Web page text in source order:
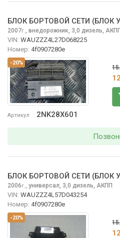
-20%
Артикул 2NK28X601
БЛОК БОРТОВОЙ СЕТИ (БЛОК
2007г. внедорожник, 3,0 дизель,
VIN: WAUZZZ4L27D068225
Номер: 4f0907280e
-20%
БЛОК БОРТОВОЙ СЕТИ (БЛОК
2006г. универсал, 3,0 дизель, АКПП
VIN: WAUZZZ4L57D043254
Номер: 4f0907280e